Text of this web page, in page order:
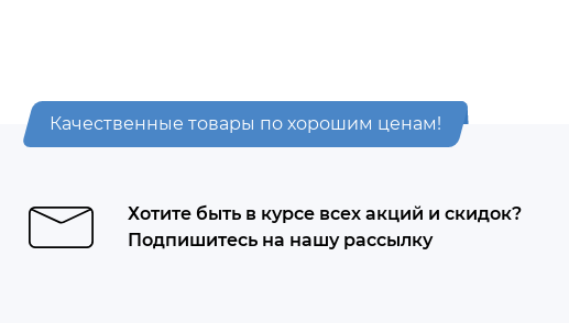
Качественные товары по хорошим ценам!
Хотите быть в курсе всех акций и скидок?
Подпишитесь на нашу рассылку